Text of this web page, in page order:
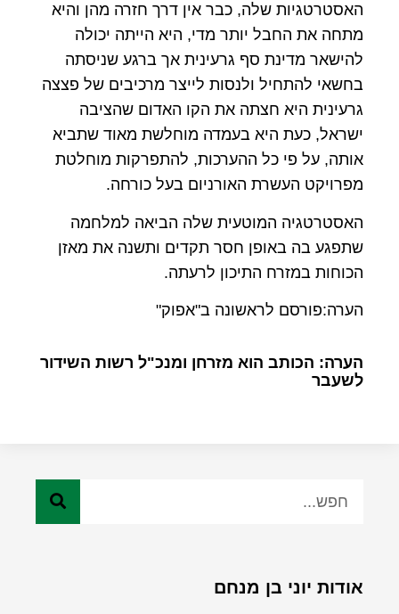
האסטרטגיות שלה, כבר אין דרך חזרה מהן והיא
מתחה את החבל יותר מדי, היא הייתה יכולה
להישאר מדינת סף גרעינית אך ברגע שניסתה
בחשאי להתחיל ולנסות לייצר מרכיבים של פצצה
גרעינית היא חצתה את הקו האדום שהציבה
ישראל, כעת היא בעמדה מוחלשת מאוד שתביא
אותה, על פי כל ההערכות, להתפרקות מוחלטת
מפרויקט העשרת האורניום בעל כורחה.
האסטרטגיה המוטעית שלה הביאה למלחמה
שתפגע בה באופן חסר תקדים ותשנה את מאזן
הכוחות במזרח התיכון לרעתה.
הערה:פורסם לראשונה ב"אפוק"
הערה: הכותב הוא מזרחן ומנכ"ל רשות השידור
לשעבר
אודות יוני בן מנחם